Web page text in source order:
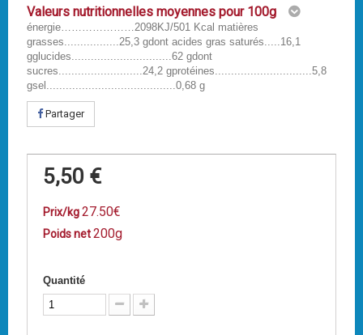
Valeurs nutritionnelles moyennes pour 100g
énergie…………………2098KJ/501 Kcal matières
grasses.................25,3 gdont acides gras saturés.....16,1
gglucides...............................62 gdont
sucres..........................24,2 gprotéines..............................5,8
gsel........................................0,68 g
Partager
5,50 €
Prix/kg27.50€
Poids net200g
Quantité